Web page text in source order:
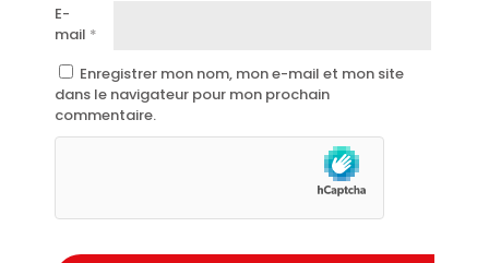
E-
mail *
Enregistrer mon nom, mon e-mail et mon site
dans le navigateur pour mon prochain
commentaire.